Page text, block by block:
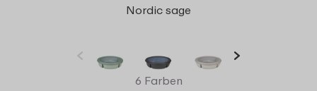
Nordic sage
6 Farben